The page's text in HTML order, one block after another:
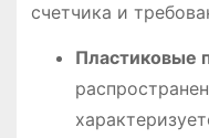
счетчика и
Пластиковые